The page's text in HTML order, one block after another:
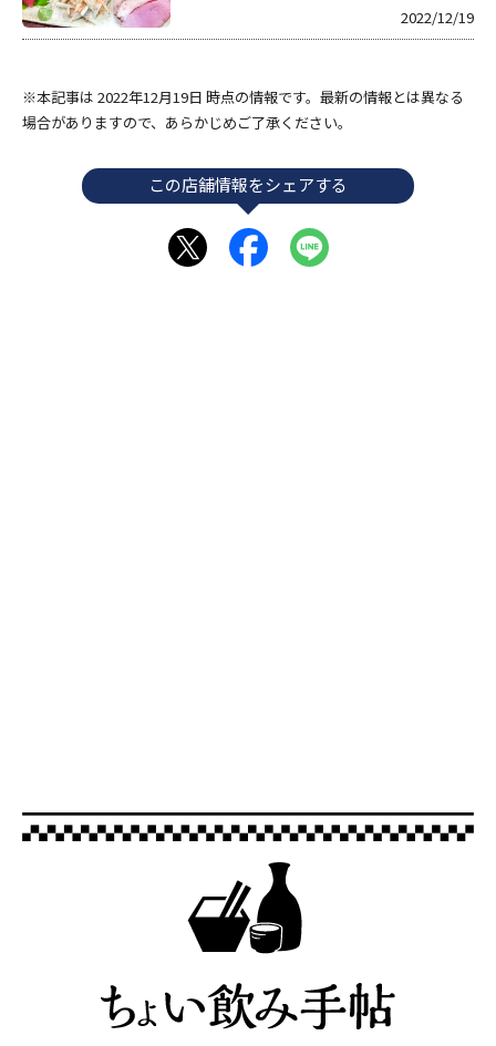
2022/12/19
※本記事は 2022年12月19日 時点の情報です。最新の情報とは異なる
場合がありますので、あらかじめご了承ください。
この店舗情報をシェアする